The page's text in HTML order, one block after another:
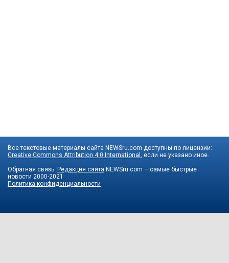
Все текстовые материалы сайта NEWSru.com доступны по лицензии:
Creative Commons Attribution 4.0 International , если не указано иное.
Обратная связь: Редакция сайта NEWSru.com – самые быстрые
новости 2000-2021
Политика конфиденциальности